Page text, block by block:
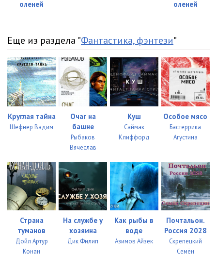
оленей
оленей
Еще из раздела "Фантастика, фэнтези"
Круглая тайна
Шефнер Вадим
Очаг на
башне
Рыбаков
Вячеслав
Куш
Саймак
Клиффорд
Особое мясо
Бастеррика
Агустина
Страна
туманов
Дойл Артур
Конан
На службе у
хозяина
Дик Филип
Как рыбы в
воде
Азимов Айзек
Почтальон.
Россия 2028
Скрепецкий
Семён